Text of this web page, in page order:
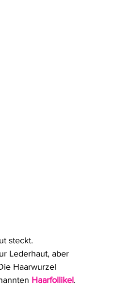
steckt.
Lederhaut, aber
Haarwurzel
Haarfollikel.